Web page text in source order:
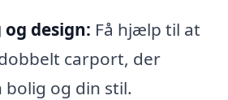
design: Få hjælp til at
carport, der
og din stil.